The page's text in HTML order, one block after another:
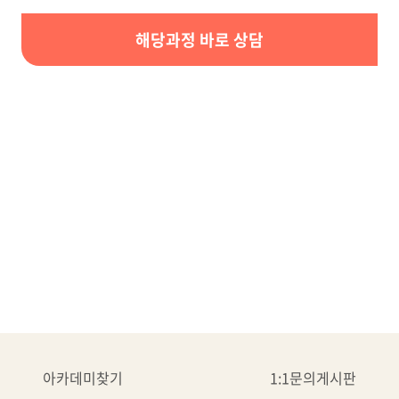
해당과정 바로 상담
아카데미찾기 1:1문의게시판